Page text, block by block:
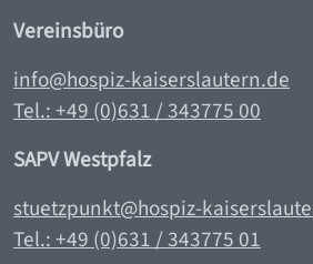
Vereinsbüro
info@hospiz-kaiserslautern.de
Tel.: +49 (0)631 / 343775 00
SAPV Westpfalz
stuetzpunkt@hospiz-
Tel.: +49 (0)631 / 343775 01